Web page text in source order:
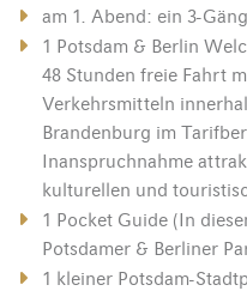
am 1. Abend: ein 3-
1 Potsdam & Berlin
48 Stunden freie Fahrt
Verkehrsmitteln
Brandenburg im
Inanspruchnahme
kulturellen und
1 Pocket Guide (In
Potsdamer & Berliner
1 kleiner Potsdam-